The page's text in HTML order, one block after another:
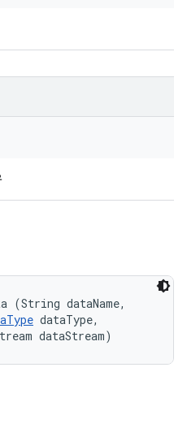
(String dataName,
dataType,
dataStream)